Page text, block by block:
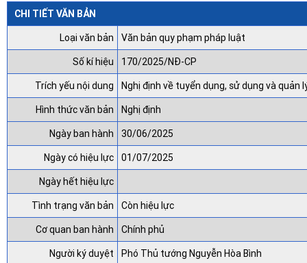
CHI TIẾT VĂN BẢN
Loại văn bản
Văn bản quy phạm pháp luật
Số kí hiệu
170/2025/NĐ-CP
Trích yếu nội dung
Nghị định về tuyển dụng, sử dụng và quản
Hình thức văn bản
Nghị định
Ngày ban hành
30/06/2025
Ngày có hiệu lực 01/07/2025
Ngày hết hiệu lực
Tình trạng văn bản
Còn hiệu lực
Cơ quan ban hành
Chính phủ
Người ký duyệt
Phó Thủ tướng Nguyễn Hòa Bình